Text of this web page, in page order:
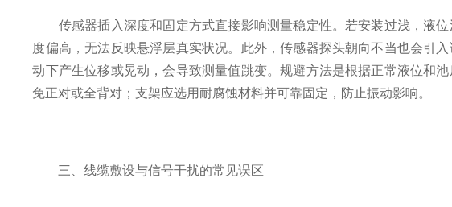
传感器插入深度和固定方式直接影响测量稳定性。若安装过浅，液位
度偏高，无法反映悬浮层真实状况。此外，传感器探头朝向不当也会引
动下产生位移或晃动，会导致测量值跳变。规避方法是根据正常液位和
免正对或全背对；支架应选用耐腐蚀材料并可靠固定，防止振动影响。
三、线缆敷设与信号干扰的常见误区